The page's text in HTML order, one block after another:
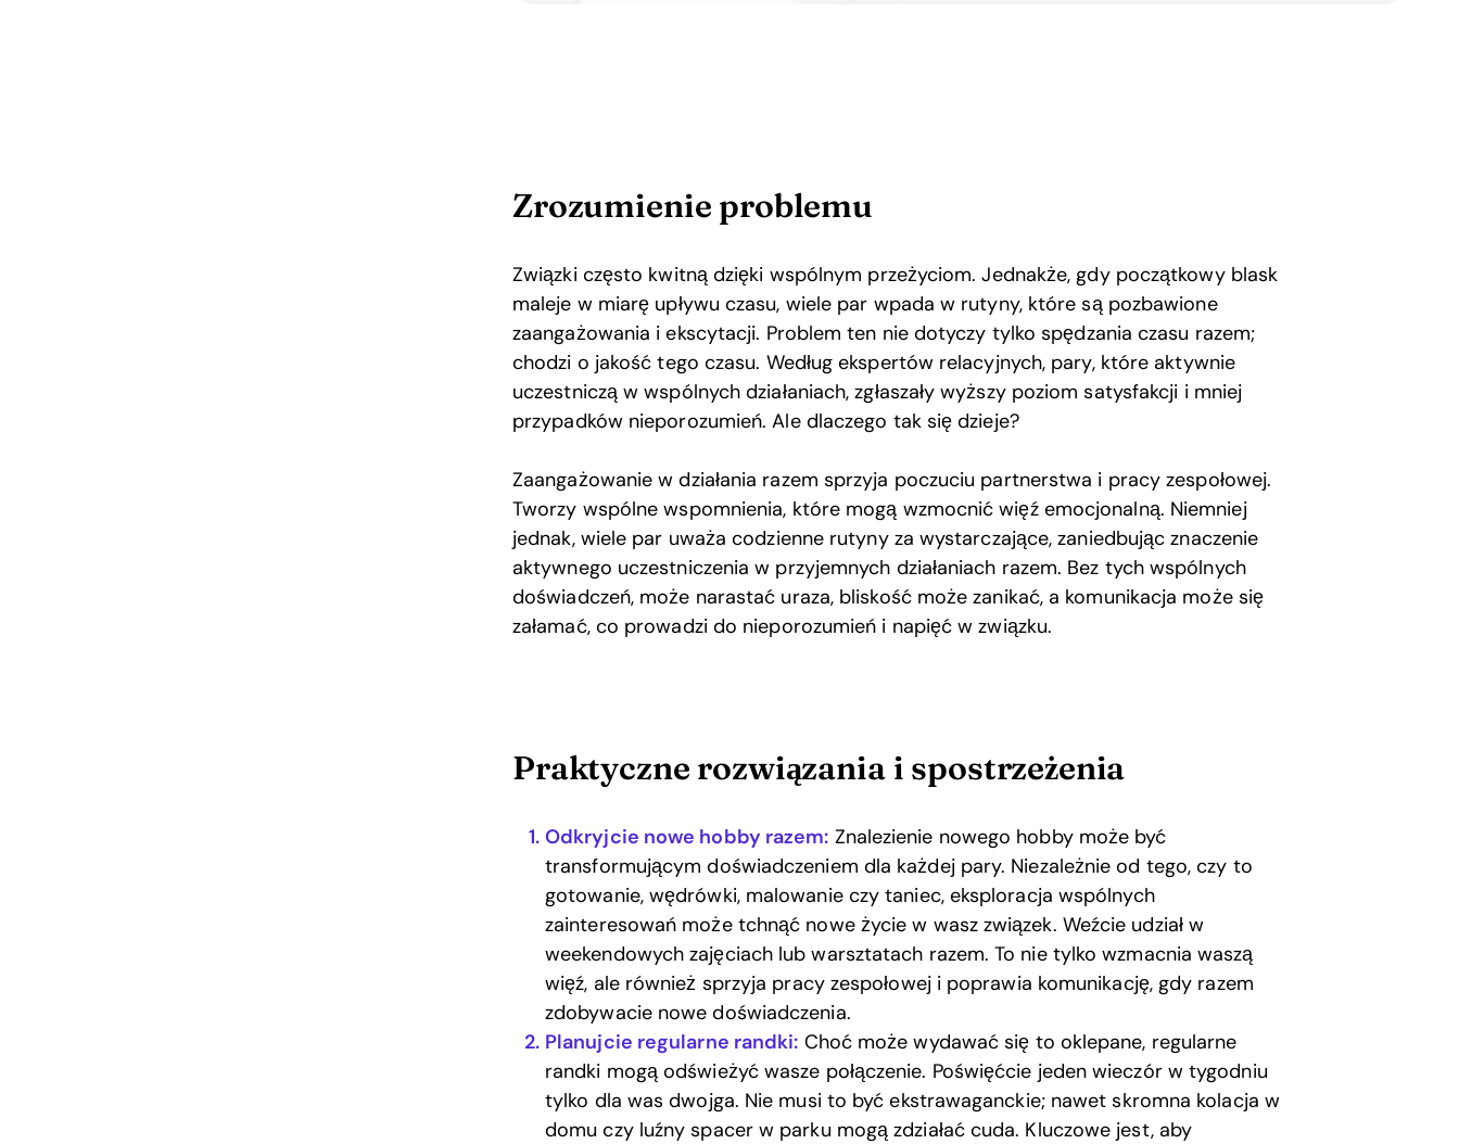
Zrozumienie problemu
Związki często kwitną dzięki wspólnym przeżyciom. Jednakże, gdy początkowy blask
maleje w miarę upływu czasu, wiele par wpada w rutyny, które są pozbawione
zaangażowania i ekscytacji. Problem ten nie dotyczy tylko spędzania czasu razem;
chodzi o jakość tego czasu. Według ekspertów relacyjnych, pary, które aktywnie
uczestniczą w wspólnych działaniach, zgłaszały wyższy poziom satysfakcji i mniej
przypadków nieporozumień. Ale dlaczego tak się dzieje?
Zaangażowanie w działania razem sprzyja poczuciu partnerstwa i pracy zespołowej.
Tworzy wspólne wspomnienia, które mogą wzmocnić więź emocjonalną. Niemniej
jednak, wiele par uważa codzienne rutyny za wystarczające, zaniedbując znaczenie
aktywnego uczestniczenia w przyjemnych działaniach razem. Bez tych wspólnych
doświadczeń, może narastać uraza, bliskość może zanikać, a komunikacja może się
załamać, co prowadzi do nieporozumień i napięć w związku.
Praktyczne rozwiązania i spostrzeżenia
Odkryjcie nowe hobby razem: Znalezienie nowego hobby może być
transformującym doświadczeniem dla każdej pary. Niezależnie od tego, czy to
gotowanie, wędrówki, malowanie czy taniec, eksploracja wspólnych
zainteresowań może tchnąć nowe życie w wasz związek. Weźcie udział w
weekendowych zajęciach lub warsztatach razem. To nie tylko wzmacnia waszą
więź, ale również sprzyja pracy zespołowej i poprawia komunikację, gdy razem
zdobywacie nowe doświadczenia.
Planujcie regularne randki: Choć może wydawać się to oklepane, regularne
randki mogą odświeżyć wasze połączenie. Poświęćcie jeden wieczór w tygodniu
tylko dla was dwojga. Nie musi to być ekstrawaganckie; nawet skromna kolacja w
domu czy luźny spacer w parku mogą zdziałać cuda. Kluczowe jest, aby